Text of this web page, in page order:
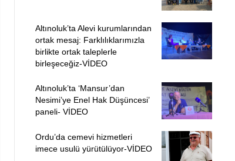
Altınoluk’ta Alevi kurumlarından
ortak mesaj: Farklılıklarımızla
birlikte ortak taleplerle
birleşeceğiz-VİDEO
Altınoluk’ta ‘Mansur’dan
Nesimi’ye Enel Hak Düşüncesi’
paneli- VİDEO
Ordu’da cemevi hizmetleri
imece usulü yürütülüyor-VİDEO